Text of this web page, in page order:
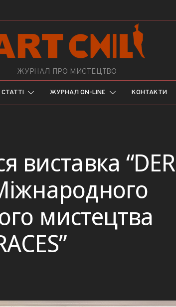
ЖУРНАЛ ПРО МИСТЕЦТВО
СТАТТІ ЖУРНАЛ ON-LINE КОНТАКТИ
виставка “DER
мистецтва